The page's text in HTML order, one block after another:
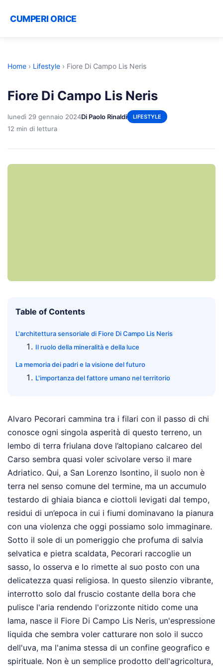
CUMPERI ORICE
Home › Lifestyle › Fiore Di Campo Lis Neris
Fiore Di Campo Lis Neris
lunedì 29 gennaio 2024Di Paolo Rinaldi LIFESTYLE
12 min di lettura
Table of Contents
L'architettura sensoriale di Fiore Di Campo Lis Neris
Il ruolo della mineralità e della luce
La memoria dei padri e la visione del futuro
L'importanza del fattore umano nel territorio
Alvaro Pecorari cammina tra i filari con il passo di chi
conosce ogni singola asperità di questo terreno, un
lembo di terra friulana dove l’altopiano calcareo del
Carso sembra quasi voler scivolare verso il mare
Adriatico. Qui, a San Lorenzo Isontino, il suolo non è
terra nel senso comune del termine, ma un accumulo
testardo di ghiaia bianca e ciottoli levigati dal tempo,
residui di un’epoca in cui i fiumi dominavano la pianura
con una violenza che oggi possiamo solo immaginare.
Sotto il sole di un pomeriggio che profuma di salvia
selvatica e pietra scaldata, Pecorari raccoglie un
sasso, lo osserva e lo rimette al suo posto con una
delicatezza quasi religiosa. In questo silenzio vibrante,
interrotto solo dal fruscio costante della bora che
pulisce l'aria rendendo l'orizzonte nitido come una
lama, nasce il Fiore Di Campo Lis Neris, un'espressione
liquida che sembra voler catturare non solo il succo
dell'uva, ma l'anima stessa di un confine geografico e
spirituale. Non è un semplice prodotto dell'agricoltura,